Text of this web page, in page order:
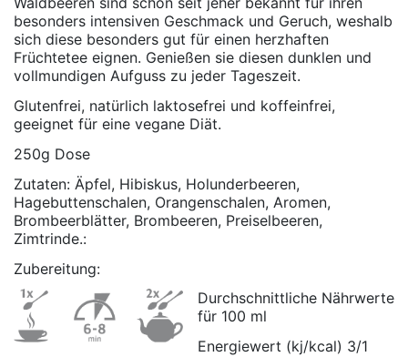
besonders intensiven Geschmack und Geruch, weshalb
sich diese besonders gut für einen herzhaften
Früchtetee eignen. Genießen sie diesen dunklen und
vollmundigen Aufguss zu jeder Tageszeit.
Glutenfrei, natürlich laktosefrei und koffeinfrei,
geeignet für eine vegane Diät.
250g Dose
Zutaten: Äpfel, Hibiskus, Holunderbeeren,
Hagebuttenschalen, Orangenschalen, Aromen,
Brombeerblätter, Brombeeren, Preiselbeeren,
Zimtrinde.:
Zubereitung:
Durchschnittliche Nährwerte
für 100 ml
Energiewert (kj/kcal) 3/1